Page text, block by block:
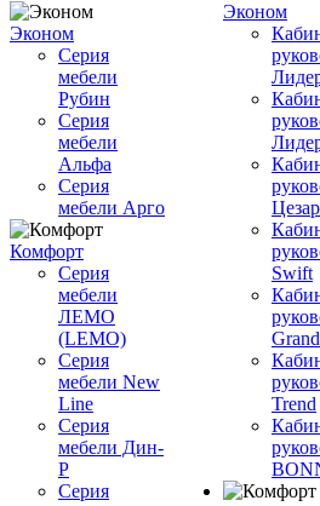
Эконом
Серия
мебели
Рубин
Серия
мебели
Альфа
Серия
мебели Арго
Комфорт
Серия
мебели
ЛЕМО
(LEMO)
Серия
мебели New
Line
Серия
мебели Дин-
Р
Серия
Эконом
Swift
Grand
Trend